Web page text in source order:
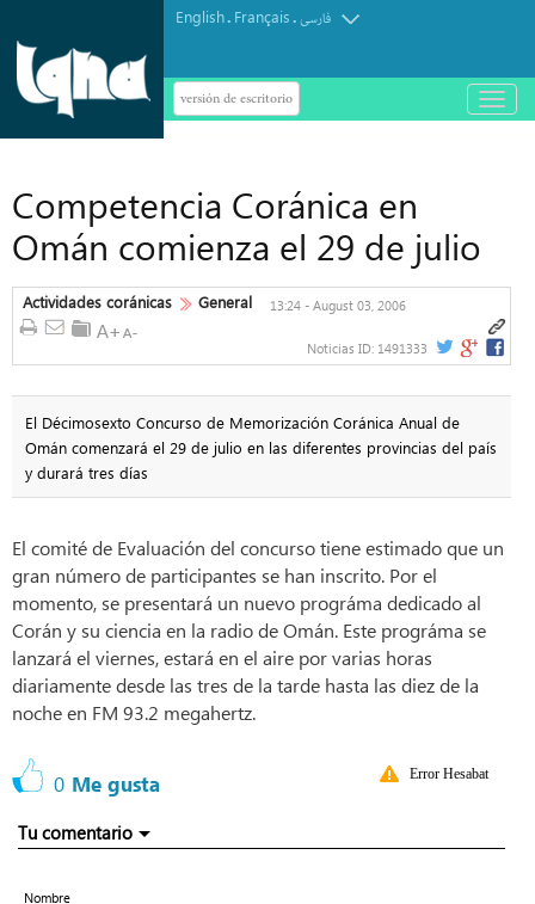
English. Français.فارسی
versión de escritorio
باز
و
Competencia Coránica en
Omán comienza el 29 de julio
Actividades coránicas General 13:24 - August 03, 2006
Noticias ID: 1491333
El Décimosexto Concurso de Memorización Coránica Anual de
Omán comenzará el 29 de julio en las diferentes provincias del país
y durará tres días
El comité de Evaluación del concurso tiene estimado que un
gran número de participantes se han inscrito. Por el
momento, se presentará un nuevo prográma dedicado al
Corán y su ciencia en la radio de Omán. Este prográma se
lanzará el viernes, estará en el aire por varias horas
diariamente desde las tres de la tarde hasta las diez de la
noche en FM 93.2 megahertz.
0 Me gusta Error Hesabat
Tu comentario
Nombre